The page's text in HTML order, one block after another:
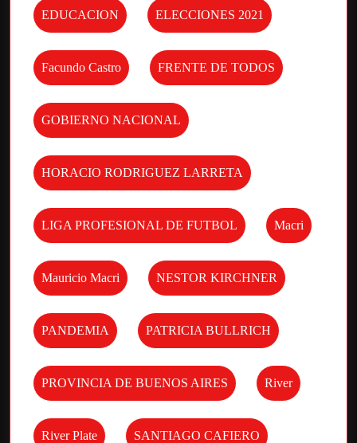
EDUCACION ELECCIONES 2021
Facundo Castro FRENTE DE TODOS
GOBIERNO NACIONAL
HORACIO RODRIGUEZ LARRETA
LIGA PROFESIONAL DE FUTBOL Macri
Mauricio Macri NESTOR KIRCHNER
PANDEMIA PATRICIA BULLRICH
PROVINCIA DE BUENOS AIRES River
River Plate SANTIAGO CAFIERO